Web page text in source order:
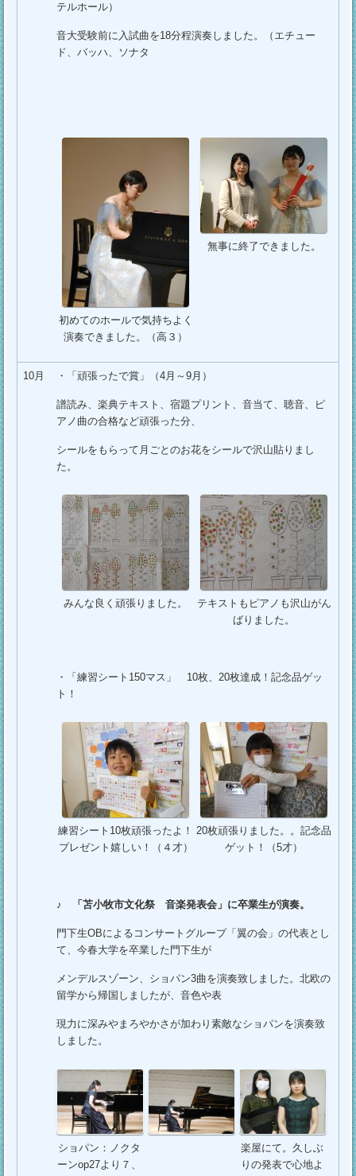
テルホール）
音大受験前に入試曲を18分程演奏しました。（エチュー
ド、バッハ、ソナタ
初めてのホールで気持ちよく
演奏できました。（高３）
無事に終了できました。
10月 ・「頑張ったで賞」（4月～9月）
譜読み、楽典テキスト、宿題プリント、音当て、聴音、ピ
アノ曲の合格など頑張った分、
シールをもらって月ごとのお花をシールで沢山貼りまし
た。
みんな良く頑張りました。
テキストもピアノも沢山がん
ばりました。
・「練習シート150マス」 10枚、20枚達成！記念品ゲッ
ト！
練習シート10枚頑張ったよ！
プレゼント嬉しい！（４才）
20枚頑張りました。。記念品
ゲット！（5才）
♪ 「苫小牧市文化祭 音楽発表会」に卒業生が演奏。
門下生ОBによるコンサートグループ「翼の会」の代表とし
て、今春大学を卒業した門下生が
メンデルスゾーン、ショパン3曲を演奏致しました。北欧の
留学から帰国しましたが、音色や表
現力に深みやまろやかさが加わり素敵なショパンを演奏致
しました。
ショパン：ノクタ
ーンop27より７、
楽屋にて。久しぶ
りの発表で心地よ